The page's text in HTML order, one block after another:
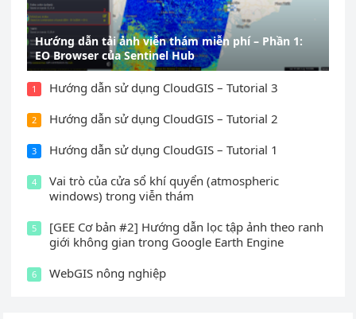
Hướng dẫn tải ảnh viễn thám miễn phí – Phần 1:
EO Browser của Sentinel Hub
1 Hướng dẫn sử dụng CloudGIS – Tutorial 3
2 Hướng dẫn sử dụng CloudGIS – Tutorial 2
3 Hướng dẫn sử dụng CloudGIS – Tutorial 1
4
Vai trò của cửa sổ khí quyển (atmospheric
windows) trong viễn thám
5
[GEE Cơ bản #2] Hướng dẫn lọc tập ảnh theo ranh
giới không gian trong Google Earth Engine
6 WebGIS nông nghiệp